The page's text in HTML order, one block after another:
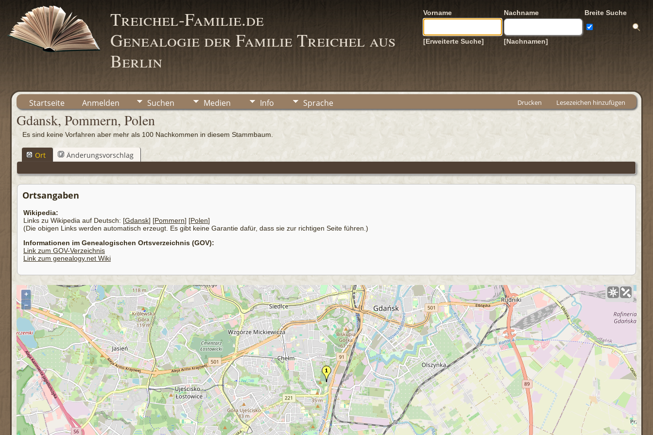
Treichel-Familie.de
Genealogie der Familie Treichel aus
Berlin
Vorname Nachname Breite Suche
[Erweiterte Suche] [Nachnamen]
Startseite Anmelden Suchen Medien Info Sprache Drucken Lesezeichen hinzufügen
Gdansk, Pommern, Polen
Es sind keine Vorfahren aber mehr als 100 Nachkommen in diesem Stammbaum.
Ort Änderungsvorschlag
Ortsangaben
Wikipedia:
Links zu Wikipedia auf Deutsch: [Gdansk] [Pommern] [Polen]
(Die obigen Links werden automatisch erzeugt. Es gibt keine Garantie dafür, dass sie zur richtigen Seite führen.)
Informationen im Genealogischen Ortsverzeichnis (GOV):
Link zum GOV-Verzeichnis
Link zum genealogy.net Wiki
+
–